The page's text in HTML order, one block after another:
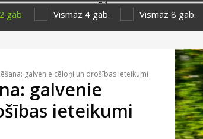
gab. Vismaz 4 gab. Vismaz 8 gab.
galvenie cēloņi un drošības ieteikumi
galvenie
ieteikumi